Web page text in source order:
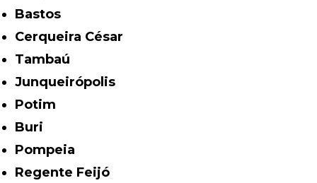
Bastos
Cerqueira César
Tambaú
Junqueirópolis
Potim
Buri
Pompeia
Regente Feijó